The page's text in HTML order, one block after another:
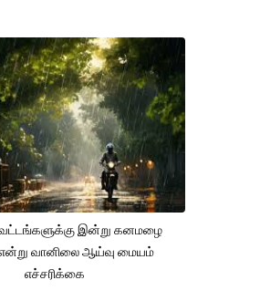
இன்று கனமழை
என்று வானிலை ஆய்வு மையம்
எச்சரிக்கை